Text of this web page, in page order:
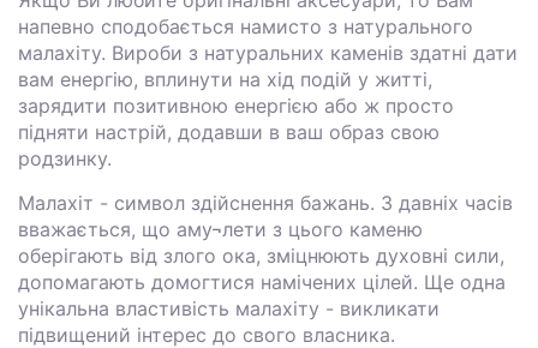
напевно сподобається намисто з натурального
малахіту. Вироби з натуральних каменів здатні дати
вам енергію, вплинути на хід подій у житті,
зарядити позитивною енергією або ж просто
підняти настрій, додавши в ваш образ свою
родзинку.
Малахіт - символ здійснення бажань. З давніх часів
вважається, що аму¬лети з цього каменю
оберігають від злого ока, зміцнюють духовні сили,
допомагають домогтися намічених цілей. Ще одна
унікальна властивість малахіту - викликати
підвищений інтерес до свого власника.